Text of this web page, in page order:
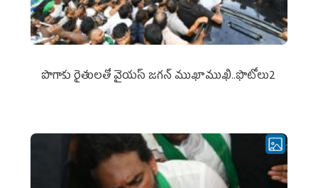
పొగాకు రైతుల‌తో వైయ‌స్ జ‌గ‌న్ ముఖాముఖి..ఫొటోలు2